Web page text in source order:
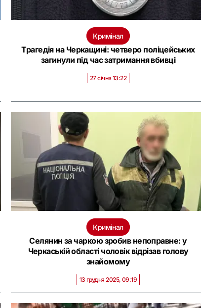
Кримінал
Трагедія на Черкащині: четверо поліцейських
загинули під час затримання вбивці
27 січня 13:22
Кримінал
Селянин за чаркою зробив непоправне: у
Черкаській області чоловік відрізав голову
знайомому
13 грудня 2025, 09:19